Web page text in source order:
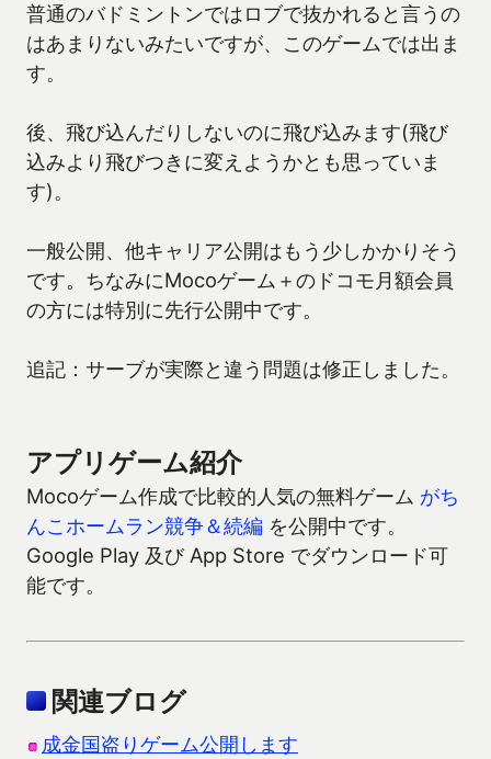
普通のバドミントンではロブで抜かれると言うの
はあまりないみたいですが、このゲームでは出ま
す。
後、飛び込んだりしないのに飛び込みます(飛び
込みより飛びつきに変えようかとも思っていま
す)。
一般公開、他キャリア公開はもう少しかかりそう
です。ちなみにMocoゲーム＋のドコモ月額会員
の方には特別に先行公開中です。
追記：サーブが実際と違う問題は修正しました。
アプリゲーム紹介
Mocoゲーム作成で比較的人気の無料ゲーム がち
んこホームラン競争＆続編 を公開中です。
Google Play 及び App Store でダウンロード可
能です。
関連ブログ
成金国盗りゲーム公開します